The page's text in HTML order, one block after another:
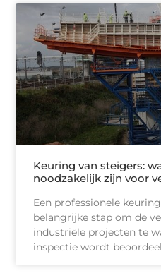
Keuring van steigers:
noodzakelijk zijn voor
Een professionele
belangrijke stap om de
industriële projecten te
inspectie wordt